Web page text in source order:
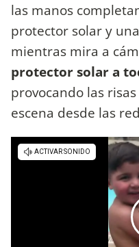
las manos
protector solar y
mientras mira a
protector solar a
provocando las
escena desde las